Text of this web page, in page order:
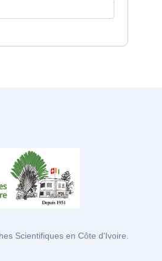
Scientifiques en Côte d'Ivoire.